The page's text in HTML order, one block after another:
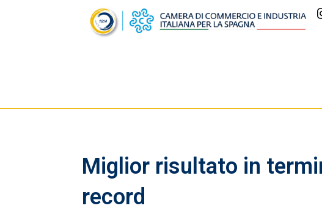
Miglior risultato in
record